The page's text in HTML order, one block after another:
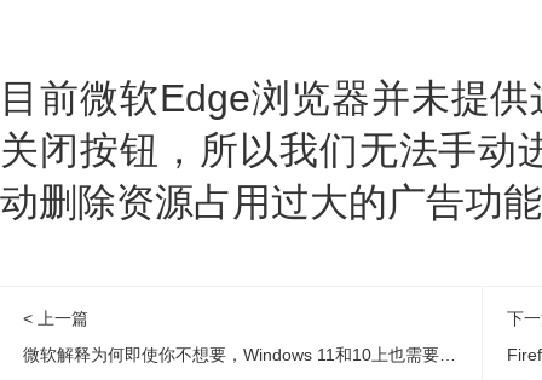
目前微软Edge浏览器并未提
关闭按钮，所以我们无法手动
动删除资源占用过大的广告功
< 上一篇
下